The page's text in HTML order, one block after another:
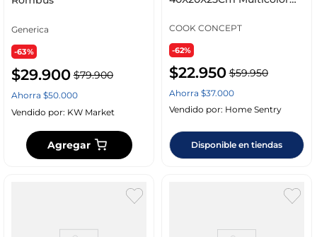
Generica
-63%
$29.900 $79.900
Ahorra $50.000
Vendido por: KW Market
Agregar
COOK CONCEPT
-62%
$22.950 $59.950
Ahorra $37.000
Vendido por: Home Sentry
Disponible en tiendas